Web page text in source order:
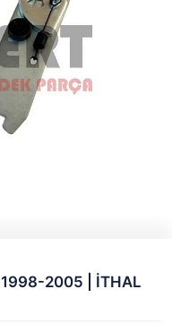
1998-2005 | İTHAL